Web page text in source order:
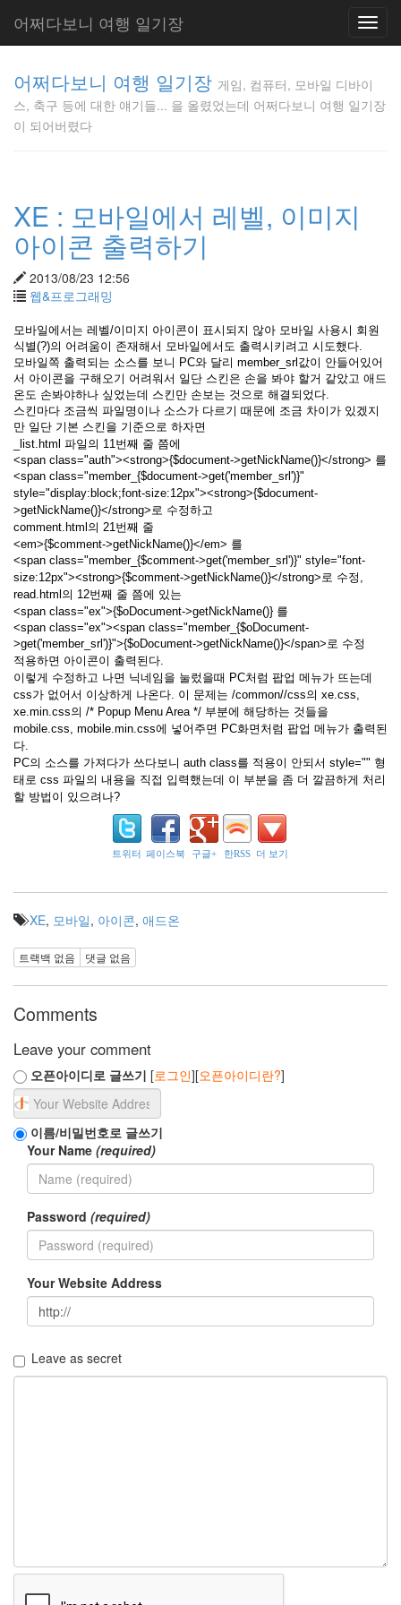
어쩌다보니 여행 일기장
어쩌다보니 여행 일기장 게임, 컴퓨터, 모바일 디바이
스, 축구 등에 대한 얘기들... 을 올렸었는데 어쩌다보니 여행 일기장
이 되어버렸다
XE : 모바일에서 레벨, 이미지
아이콘 출력하기
2013/08/23 12:56
웹&프로그래밍
모바일에서는 레벨/이미지 아이콘이 표시되지 않아 모바일 사용시 회원
식별(?)의 어려움이 존재해서 모바일에서도 출력시키려고 시도했다.
모바일쪽 출력되는 소스를 보니 PC와 달리 member_srl값이 안들어있어
서 아이콘을 구해오기 어려워서 일단 스킨은 손을 봐야 할거 같았고 애드
온도 손봐야하나 싶었는데 스킨만 손보는 것으로 해결되었다.
스킨마다 조금씩 파일명이나 소스가 다르기 때문에 조금 차이가 있겠지
만 일단 기본 스킨을 기준으로 하자면
_list.html 파일의 11번째 줄 쯤에
<span class="auth"><strong>{$document->getNickName()}</strong> 를
<span class="member_{$document->get('member_srl')}"
style="display:block;font-size:12px"><strong>{$document-
>getNickName()}</strong>로 수정하고
comment.html의 21번째 줄
<em>{$comment->getNickName()}</em> 를
<span class="member_{$comment->get('member_srl')}" style="font-
size:12px"><strong>{$comment->getNickName()}</strong>로 수정,
read.html의 12번째 줄 쯤에 있는
<span class="ex">{$oDocument->getNickName()} 를
<span class="ex"><span class="member_{$oDocument-
>get('member_srl')}">{$oDocument->getNickName()}</span>로 수정
적용하면 아이콘이 출력된다.
이렇게 수정하고 나면 닉네임을 눌렀을때 PC처럼 팝업 메뉴가 뜨는데
css가 없어서 이상하게 나온다. 이 문제는 /common//css의 xe.css,
xe.min.css의 /* Popup Menu Area */ 부분에 해당하는 것들을
mobile.css, mobile.min.css에 넣어주면 PC화면처럼 팝업 메뉴가 출력된
다.
PC의 소스를 가져다가 쓰다보니 auth class를 적용이 안되서 style="" 형
태로 css 파일의 내용을 직접 입력했는데 이 부분을 좀 더 깔끔하게 처리
할 방법이 있으려나?
트위터 페이스북 구글+ 한RSS 더 보기
XE, 모바일, 아이콘, 애드온
트랙백 없음 댓글 없음
Comments
Leave your comment
오픈아이디로 글쓰기 [로그인][오픈아이디란?]
이름/비밀번호로 글쓰기
Your Name (required)
Password (required)
Your Website Address
Leave as secret
터, 모바일
디바이스,
축구 등에
대한 얘기
니 여행 일
기장이 되
어버렸다
Gunmania
Tag
Cloud
액
정
파
손
소
비
바
리
CAANOO
기
바
이
트
알
힐
랄
ADB
기
내
식
땅
콩
아
일
플
러
스
게
임
해
원
칼
루
제
로
비
옵티
머스
라